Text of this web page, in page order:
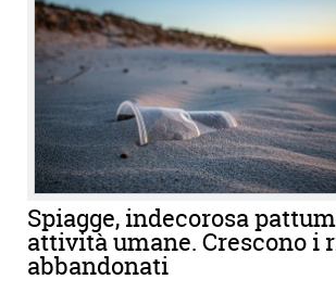
Spiagge, indecorosa
attività umane. Crescono i
abbandonati